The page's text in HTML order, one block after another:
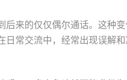
后来的仅仅偶尔通话。这种变
日常交流中，经常出现误解和